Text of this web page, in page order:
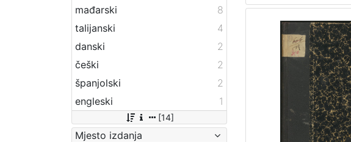
mađarski
8
talijanski
4
danski
2
češki
2
španjolski
2
engleski
1
[14]
Mjesto izdanja